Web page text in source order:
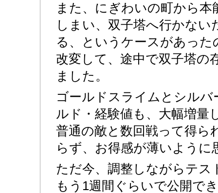
また、にぎわいの町から
しまい、双子塔へ行かない
る、というケースがあっ
改変して、途中で双子塔の
ました。
ゴールドスライムとシル
ルド・経験値も、大幅増量
普通の敵と数回戦って得ら
らず、お得感が薄いように
ただ今、調整しながらテス
もう1週間ぐらいで公開で